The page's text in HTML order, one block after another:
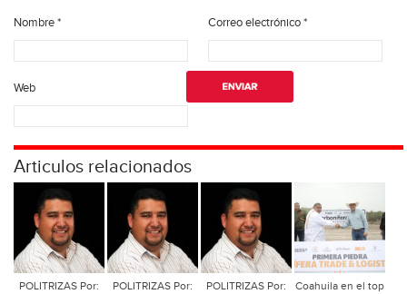
Nombre* Correo electrónico*
Web
Articulos relacionados
POLITRIZAS Por:
POLITRIZAS Por:
POLITRIZAS Por:
Coahuila en el top